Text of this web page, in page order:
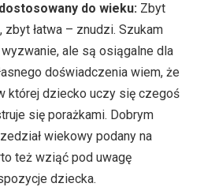
do wieku: Zbyt
zbyt łatwa – znudzi. Szukam
ale są osiągalne dla
doświadczenia wiem, że
której dziecko uczy się czegoś
się porażkami. Dobrym
wiekowy podany na
też wziąć pod uwagę
dziecka.